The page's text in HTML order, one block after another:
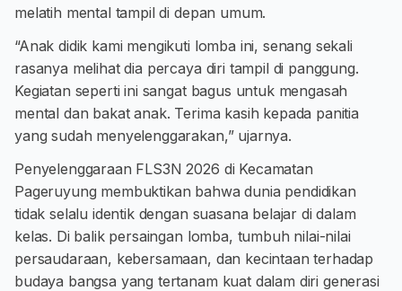
melatih mental tampil di depan umum.
“Anak didik kami mengikuti lomba ini, senang sekali
rasanya melihat dia percaya diri tampil di panggung.
Kegiatan seperti ini sangat bagus untuk mengasah
mental dan bakat anak. Terima kasih kepada panitia
yang sudah menyelenggarakan,” ujarnya.
Penyelenggaraan FLS3N 2026 di Kecamatan
Pageruyung membuktikan bahwa dunia pendidikan
tidak selalu identik dengan suasana belajar di dalam
kelas. Di balik persaingan lomba, tumbuh nilai-nilai
persaudaraan, kebersamaan, dan kecintaan terhadap
budaya bangsa yang tertanam kuat dalam diri generasi